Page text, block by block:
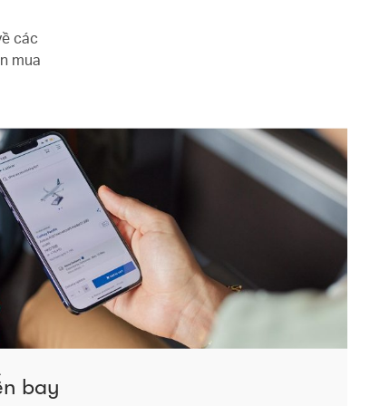
các
mua
bay